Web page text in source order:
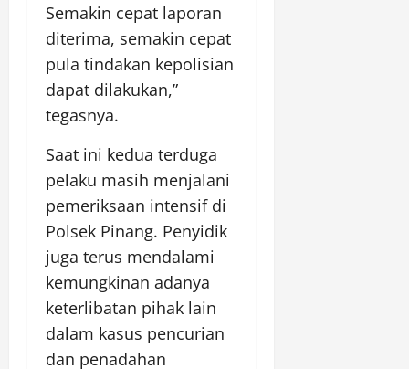
Semakin cepat laporan
diterima, semakin cepat
pula tindakan kepolisian
dapat dilakukan,”
tegasnya.
Saat ini kedua terduga
pelaku masih menjalani
pemeriksaan intensif di
Polsek Pinang. Penyidik
juga terus mendalami
kemungkinan adanya
keterlibatan pihak lain
dalam kasus pencurian
dan penadahan